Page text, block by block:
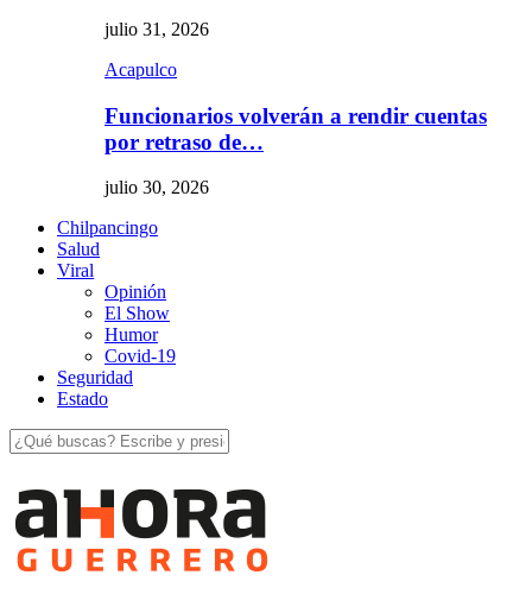
julio 31, 2026
Acapulco
Funcionarios volverán a rendir cuentas
por retraso de…
julio 30, 2026
Chilpancingo
Salud
Viral
Opinión
El Show
Humor
Covid-19
Seguridad
Estado